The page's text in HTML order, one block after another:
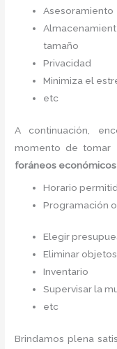
Asesoramiento
tamaño
Privacidad
Minimiza el
etc
A continuación,
momento de tomar
foráneos económicos
Horario
Programación
Elegir
Eliminar
Inventario
Supervisar la
etc
Brindamos plena